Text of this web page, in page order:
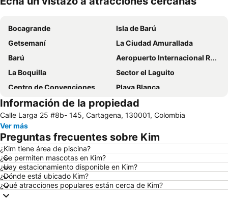
Bocagrande
Isla de Barú
Getsemaní
La Ciudad Amurallada
Barú
Aeropuerto Internacional Rafael Núñez
La Boquilla
Sector el Laguito
Centro de Convenciones
Playa Blanca
Tierra Bomba
El Barrio Manga y sus Casonas
Isla Rosario
Castillo de San Felipe de Barajas
Torre del Reloj
Estadio Jaime Morón
Cerro de la Popa
Baluarte de Santa Catalina y el de Santa Clara
Muelle de los Pegasos
Plaza de Bolívar
Monumento de los Zapatos Viejos
Las Bóvedas
Parque Nacional Natural Corales del Rosario
Información de la propiedad
Calle Larga 25 #8b- 145, Cartagena, 130001, Colombia
Ver más
Preguntas frecuentes sobre Kim
¿Kim tiene área de piscina?
¿Se permiten mascotas en Kim?
¿Hay estacionamiento disponible en Kim?
¿Dónde está ubicado Kim?
¿Qué atracciones populares están cerca de Kim?